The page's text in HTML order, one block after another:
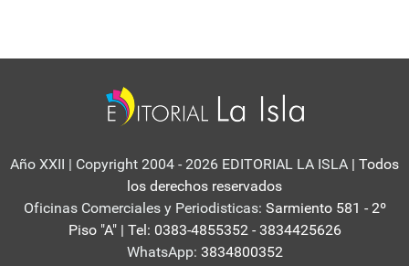
Año XXII | Copyright 2004 - 2026 EDITORIAL LA ISLA | Todos
los derechos reservados
Oficinas Comerciales y Periodisticas: Sarmiento 581 - 2º
Piso "A" | Tel: 0383-4855352 - 3834425626
WhatsApp: 3834800352